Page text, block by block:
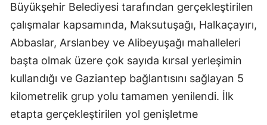
Büyükşehir Belediyesi tarafından gerçekleştirilen
çalışmalar kapsamında, Maksutuşağı, Halkaçayırı,
Abbaslar, Arslanbey ve Alibeyuşağı mahalleleri
başta olmak üzere çok sayıda kırsal yerleşimin
kullandığı ve Gaziantep bağlantısını sağlayan 5
kilometrelik grup yolu tamamen yenilendi. İlk
etapta gerçekleştirilen yol genişletme